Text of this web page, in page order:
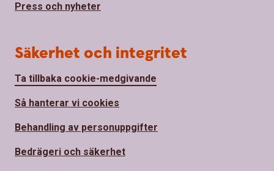
Press och nyheter
Säkerhet och integritet
Ta tillbaka cookie-medgivande
Så hanterar vi cookies
Behandling av personuppgifter
Bedrägeri och säkerhet